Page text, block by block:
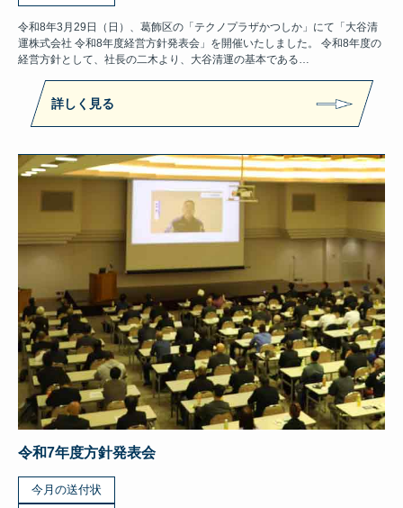
令和8年3月29日（日）、葛飾区の「テクノプラザかつしか」にて「大谷清
運株式会社 令和8年度経営方針発表会」を開催いたしました。 令和8年度の
経営方針として、社長の二木より、大谷清運の基本である…
詳しく見る
令和7年度方針発表会
今月の送付状